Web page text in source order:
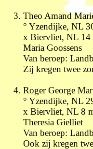
Theo Amand
° Yzendijke, NL
x Biervliet, NL 14
Maria Goossens
Van beroep:
Zij kregen twee
Roger George
° Yzendijke, NL
x Biervliet, NL 8
Theresia Gielliet
Van beroep:
Ook zij kregen